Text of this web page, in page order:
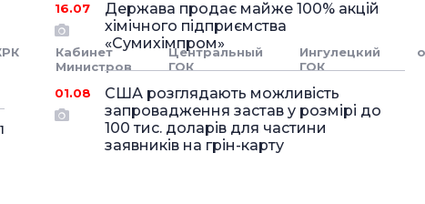
Кабинет
Министров
Центральный
ГОК
Ингулецкий
ГОК
16.07
Держава продає майже 100% акцій
хімічного підприємства
«Сумихімпром»
01.08
США розглядають можливість
запровадження застав у розмірі до
100 тис. доларів для частини
заявників на грін-карту